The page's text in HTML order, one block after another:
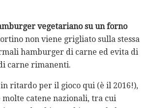
vegetariano su un forno
non viene grigliato sulla stessa
hamburger di carne ed evita di
carne rimanenti.
ritardo per il gioco qui (è il 2016!),
molte catene nazionali, tra cui